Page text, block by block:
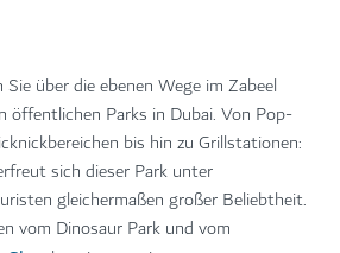
über die ebenen Wege im Zabeel
öffentlichen Parks in Dubai. Von Pop-
bis hin zu Grillstationen:
sich dieser Park unter
gleichermaßen großer Beliebtheit.
vom Dinosaur Park und vom